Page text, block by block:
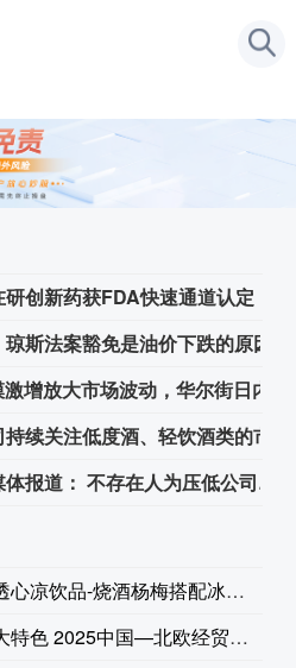
创新药获FDA快速通道认定
欧菲光澄清媒体报道： 不存在人为压低公司零部件售价、向实控人控制公司转移利润的行为
-烧酒杨梅搭配冰雪碧可乐_建议_
中国—北欧经贸合作论坛将于